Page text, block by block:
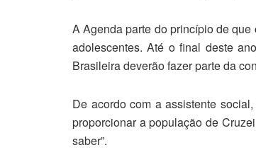
A Agenda parte do princípio de
adolescentes. Até o final deste
Brasileira deverão fazer parte da
De acordo com a assistente
proporcionar a população de
saber”.